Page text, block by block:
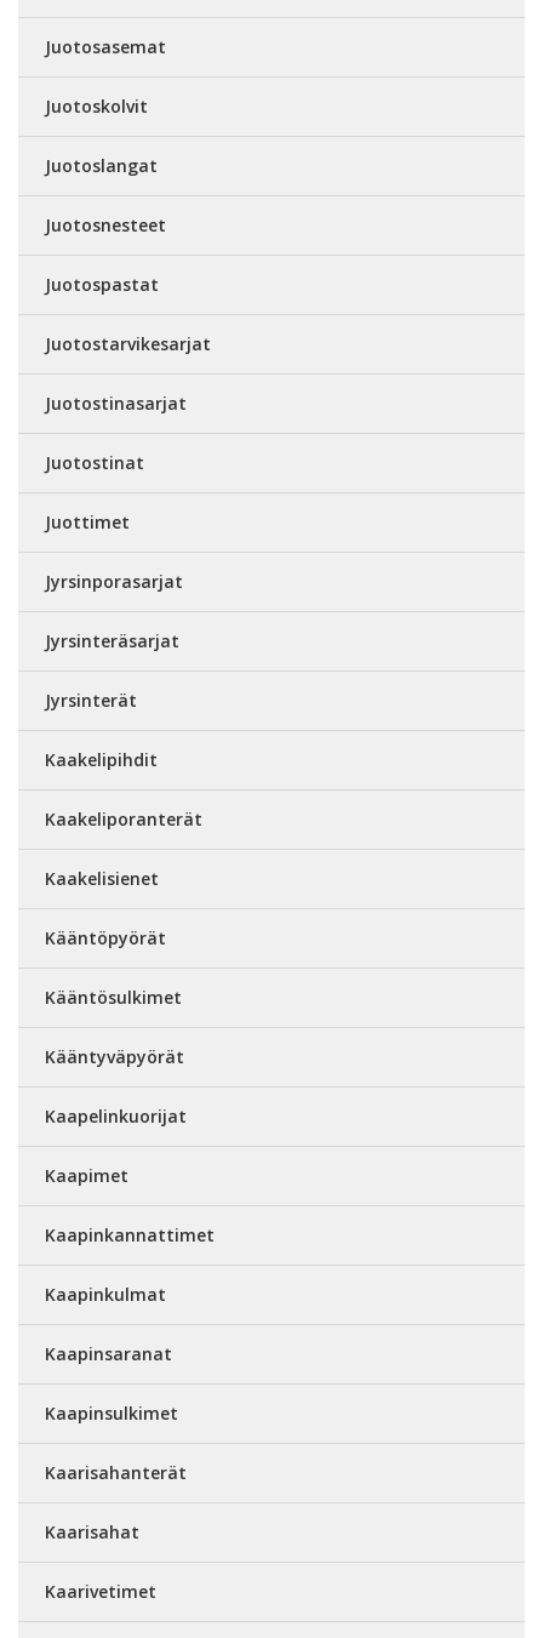
Juotosasemat
Juotoskolvit
Juotoslangat
Juotosnesteet
Juotospastat
Juotostarvikesarjat
Juotostinasarjat
Juotostinat
Juottimet
Jyrsinporasarjat
Jyrsinteräsarjat
Jyrsinterät
Kaakelipihdit
Kaakeliporanterät
Kaakelisienet
Kääntöpyörät
Kääntösulkimet
Kääntyväpyörät
Kaapelinkuorijat
Kaapimet
Kaapinkannattimet
Kaapinkulmat
Kaapinsaranat
Kaapinsulkimet
Kaarisahanterät
Kaarisahat
Kaarivetimet